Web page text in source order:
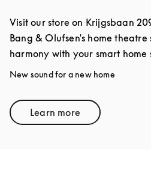
Visit our store on Krijgsbaan
Bang & Olufsen's home theatre
harmony with your smart home
New sound for a new home
Learn moreLink Opens in New Tab